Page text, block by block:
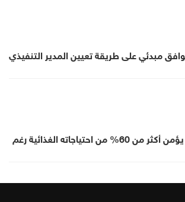
توافق مبدئي على طريقة تعيين المدير التنفيذي
وزارة الزراعة: الأردن يؤمن أكثر من 60% من احتياجاته الغذائية رغم